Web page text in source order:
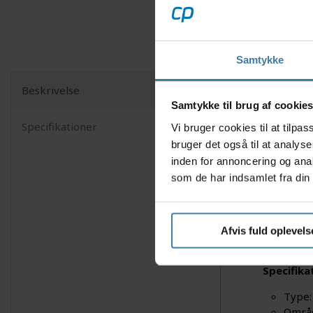
Samtykke
Samtykke til brug af cookies
Vi bruger cookies til at
bruger det også til at
inden for annoncering og
som de har indsamlet fra
Afvis fuld
Beskrivelse
Specifikationer
Stan's
en sand
Nyttige
25
M-